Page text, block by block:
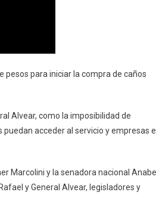
pesos para iniciar la compra de caños
Alvear, como la imposibilidad de
acceder al servicio y empresas e
Marcolini y la senadora nacional
y General Alvear, legisladores y